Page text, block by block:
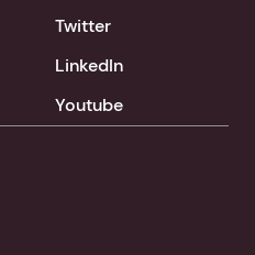
Twitter
LinkedIn
Youtube